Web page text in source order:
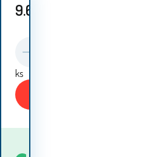
9.60
ks